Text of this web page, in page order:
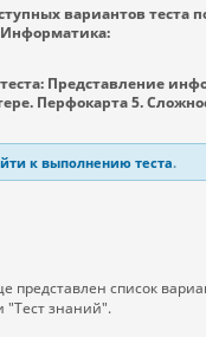
вариантов теста
Представление
Перфокарта 5.
к выполнению теста.
представлен список
"Тест знаний".